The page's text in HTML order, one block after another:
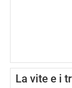
La vite e i